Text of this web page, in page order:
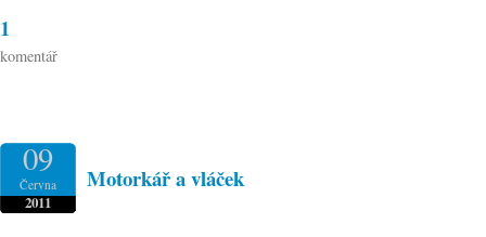
1
komentář
09
Června
2011
Motorkář a vláček